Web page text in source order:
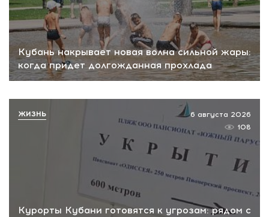
Кубань накрывает новая волна сильной жары:
когда придет долгожданная прохлада
Курорты Кубани готовятся к угрозам: рядом с
6 августа 2026
108
ЖИЗНЬ